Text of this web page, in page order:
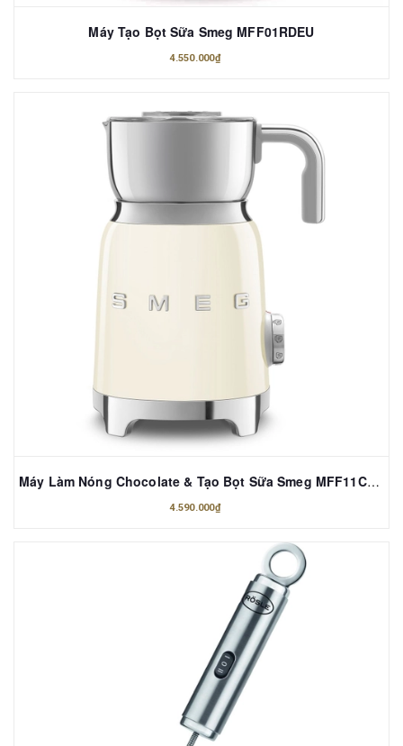
Máy Tạo Bọt Sữa Smeg MFF01RDEU
4.550.000₫
Máy Làm Nóng Chocolate & Tạo Bọt Sữa Smeg MFF11CREU Màu Kem
4.590.000₫